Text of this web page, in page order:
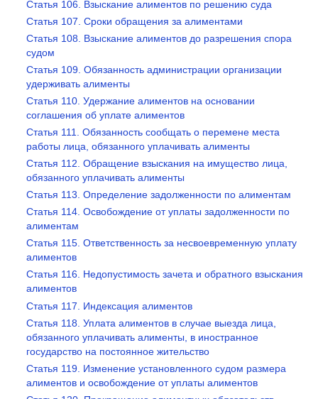
Статья 106. Взыскание алиментов по решению суда
Статья 107. Сроки обращения за алиментами
Статья 108. Взыскание алиментов до разрешения спора
судом
Статья 109. Обязанность администрации организации
удерживать алименты
Статья 110. Удержание алиментов на основании
соглашения об уплате алиментов
Статья 111. Обязанность сообщать о перемене места
работы лица, обязанного уплачивать алименты
Статья 112. Обращение взыскания на имущество лица,
обязанного уплачивать алименты
Статья 113. Определение задолженности по алиментам
Статья 114. Освобождение от уплаты задолженности по
алиментам
Статья 115. Ответственность за несвоевременную уплату
алиментов
Статья 116. Недопустимость зачета и обратного взыскания
алиментов
Статья 117. Индексация алиментов
Статья 118. Уплата алиментов в случае выезда лица,
обязанного уплачивать алименты, в иностранное
государство на постоянное жительство
Статья 119. Изменение установленного судом размера
алиментов и освобождение от уплаты алиментов